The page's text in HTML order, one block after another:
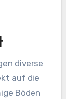
diverse
auf die
Böden